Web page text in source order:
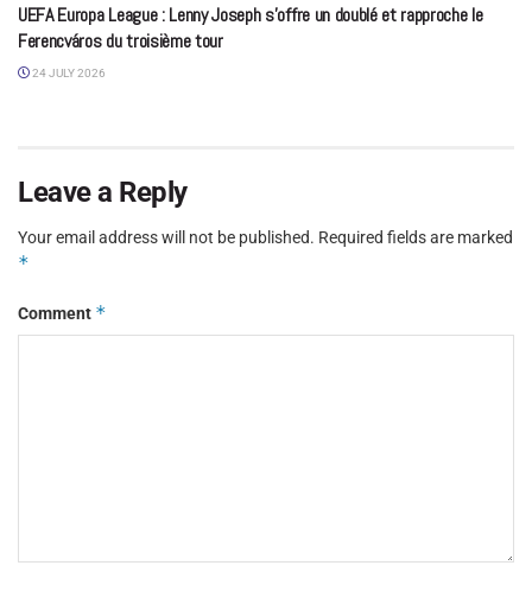
UEFA Europa League : Lenny Joseph s’offre un doublé et rapproche le
Ferencváros du troisième tour
24 JULY 2026
Leave a Reply
Your email address will not be published. Required fields are marked
*
Comment *